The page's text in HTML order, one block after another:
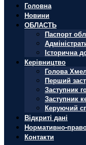
Головна
Новини
ОБЛАСТЬ
Паспорт
Історична
Керівництво
Голова
Перший
Заступник
Заступник
Керуючий
Відкриті дані
Нормативно-
Контакти